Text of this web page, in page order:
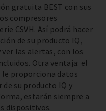
gratuita BEST con sus
compresores
CSVH. Así podrá hacer
de su producto IQ,
las alertas, con los
Otra ventaja: el
proporciona datos
de su producto IQ y
estarán siempre a
dispositivos.